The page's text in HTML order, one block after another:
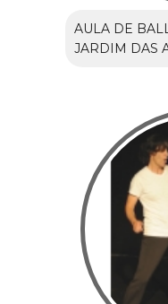
AULA DE
JARDIM DAS